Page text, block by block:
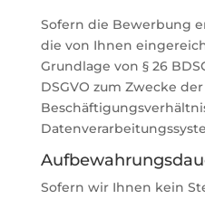
Sofern die Bewerbung
die von Ihnen
Grundlage von § 26
DSGVO zum Zwecke
Sofern wir Ihnen kein